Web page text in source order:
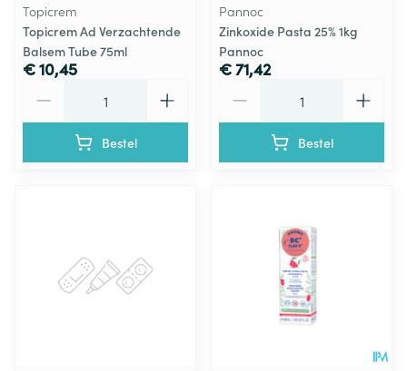
Topicrem
Topicrem Ad Verzachtende
Balsem Tube 75ml
€ 10,45
Bestel
Pannoc
Zinkoxide Pasta 25% 1kg
Pannoc
€ 71,42
Bestel